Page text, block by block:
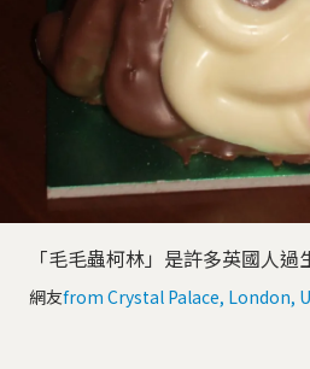
「毛毛蟲柯林」是許多英國人過
網友from Crystal Palace, London,